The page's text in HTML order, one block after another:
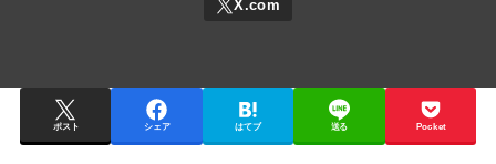
ポスト シェア はてブ 送る Pocket